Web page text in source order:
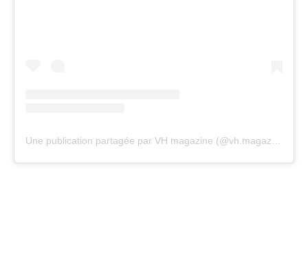
Une publication partagée par VH magazine (@vh.magazine)